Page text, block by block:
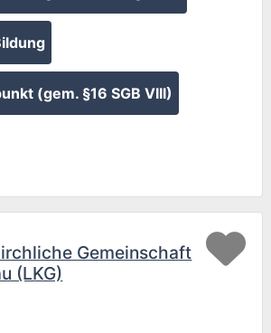
(gem. §16 SGB VIII)
Gemeinschaft
(LKG)